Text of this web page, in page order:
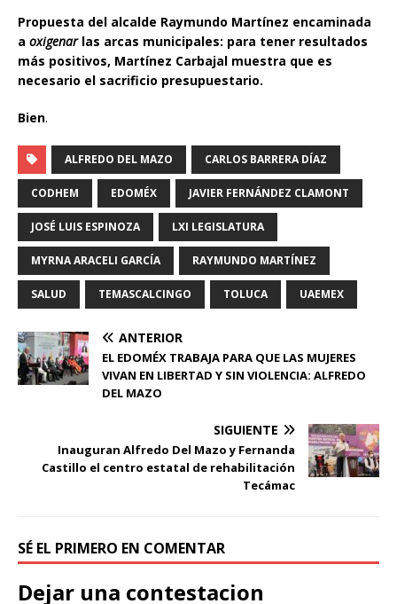
Propuesta del alcalde Raymundo Martínez encaminada
a oxigenarlas arcas municipales: para tener resultados
más positivos, Martínez Carbajal muestra que es
necesario el sacrificio presupuestario.
Bien.
ALFREDO DEL MAZO CARLOS BARRERA DÍAZ
CODHEM EDOMÉX JAVIER FERNÁNDEZ CLAMONT
JOSÉ LUIS ESPINOZA LXI LEGISLATURA
MYRNA ARACELI GARCÍA RAYMUNDO MARTÍNEZ
SALUD TEMASCALCINGO TOLUCA UAEMEX
ANTERIOR
EL EDOMÉX TRABAJA PARA QUE LAS MUJERES
VIVAN EN LIBERTAD Y SIN VIOLENCIA: ALFREDO
DEL MAZO
SIGUIENTE
Inauguran Alfredo Del Mazo y Fernanda
Castillo el centro estatal de rehabilitación
Tecámac
SÉ EL PRIMERO EN COMENTAR
Dejar una contestacion